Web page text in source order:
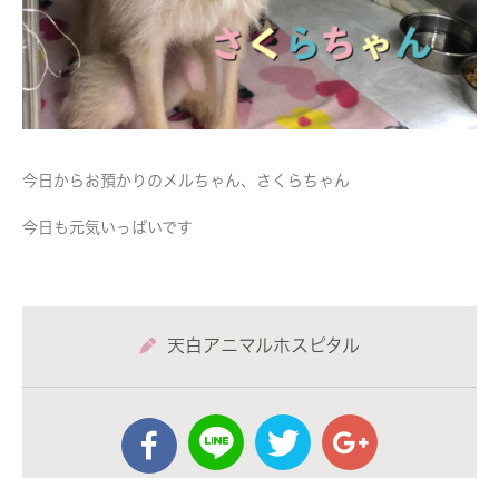
今日からお預かりのメルちゃん、さくらちゃん
今日も元気いっぱいです
天白アニマルホスピタル